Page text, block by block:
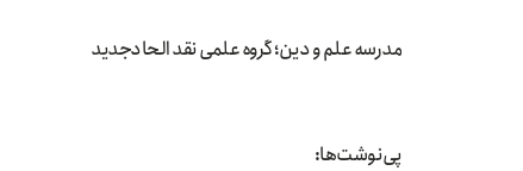
مدرسه علم و دین؛ گروه علمی نقد الحادجدید
پی‌نوشت‌ها: